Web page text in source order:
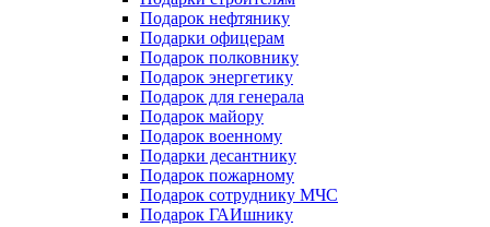
Подарок нефтянику
Подарки офицерам
Подарок полковнику
Подарок энергетику
Подарок для генерала
Подарок майору
Подарок военному
Подарки десантнику
Подарок пожарному
Подарок сотруднику МЧС
Подарок ГАИшнику